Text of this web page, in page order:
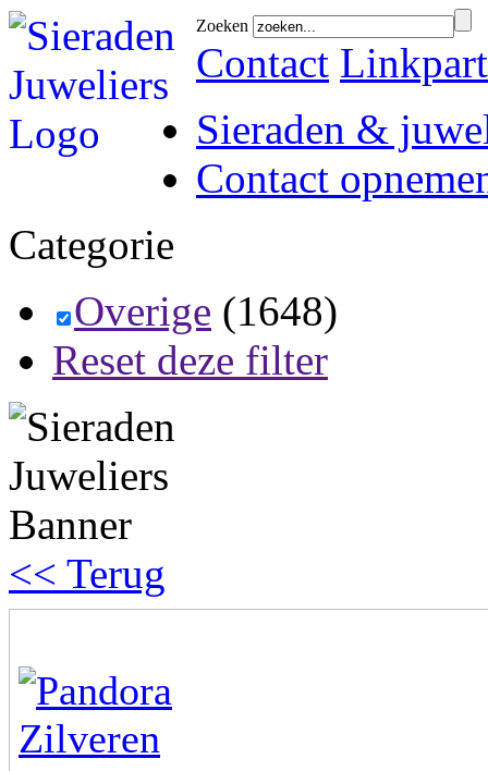
Zoeken
Contact
Sieraden &
Contact
Categorie
Overige (1648)
Reset deze filter
<< Terug